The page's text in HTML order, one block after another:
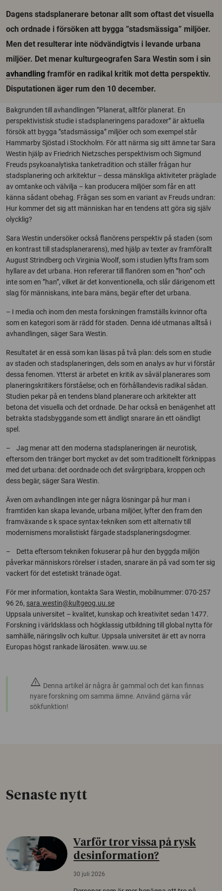
Dagens stadsplanerare betonar allt som oftast det visuella
och ordnade i försöken att bygga ”stadsmässiga” miljöer.
Men det resulterar inte nödvändigtvis i levande urbana
miljöer. Det menar kulturgeografen Sara Westin som i sin
avhandling framför en radikal kritik mot detta perspektiv.
Disputationen äger rum den 10 december.
Bakgrunden till avhandlingen ”Planerat, alltför planerat. En
perspektivistisk studie i stadsplaneringens paradoxer” är aktuella
försök att bygga ”stadsmässiga” miljöer och som exempel står
Hammarby Sjöstad i Stockholm. För att närma sig sitt ämne tar Sara
Westin hjälp av Friedrich Nietzsches perspektivism och Sigmund
Freuds psykoanalytiska tanketradition och ställer frågan hur
stadsplanering och arkitektur – dessa mänskliga aktiviteter präglade
av omtanke och välvilja – kan producera miljöer som får en att
känna sådant obehag. Frågan ses som en variant av Freuds undran:
Hur kommer det sig att människan har en tendens att göra sig själv
olycklig?
Sara Westin undersöker också flanörens perspektiv på staden (som
en kontrast till stadsplanerarens), med hjälp av texter av framförallt
August Strindberg och Virginia Woolf, som i studien lyfts fram som
hyllare av det urbana. Hon refererar till flanören som en ”hon” och
inte som en ”han”, vilket är det konventionella, och slår därigenom ett
slag för människans, inte bara mäns, begär efter det urbana.
– I media och inom den mesta forskningen framställs kvinnor ofta
som en kategori som är rädd för staden. Denna idé utmanas alltså i
avhandlingen, säger Sara Westin.
Resultatet är en essä som kan läsas på två plan: dels som en studie
av staden och stadsplaneringen, dels som en analys av hur vi förstår
dessa fenomen. Ytterst är arbetet en kritik av såväl planerares som
planeringskritikers förståelse; och en förhållandevis radikal sådan.
Studien pekar på en tendens bland planerare och arkitekter att
betona det visuella och det ordnade. De har också en benägenhet att
betrakta stadsbyggande som ett ändligt snarare än ett oändligt
spel.
– Jag menar att den moderna stadsplaneringen är neurotisk,
eftersom den tränger bort mycket av det som traditionellt förknippas
med det urbana: det oordnade och det svårgripbara, kroppen och
dess begär, säger Sara Westin.
Även om avhandlingen inte ger några lösningar på hur man i
framtiden kan skapa levande, urbana miljöer, lyfter den fram den
framväxande s k space syntax-tekniken som ett alternativ till
modernismens moralistiskt färgade stadsplaneringsdogmer.
– Detta eftersom tekniken fokuserar på hur den byggda miljön
påverkar människors rörelser i staden, snarare än på vad som ter sig
vackert för det estetiskt tränade ögat.
För mer information, kontakta Sara Westin, mobilnummer: 070-257
96 26, sara.westin@kultgeog.uu.se
Uppsala universitet – kvalitet, kunskap och kreativitet sedan 1477.
Forskning i världsklass och högklassig utbildning till global nytta för
samhälle, näringsliv och kultur. Uppsala universitet är ett av norra
Europas högst rankade lärosäten. www.uu.se
warning Denna artikel är några år gammal och det kan finnas
nyare forskning om samma ämne. Använd gärna vår
sökfunktion!
Senaste nytt
Varför tror vissa på rysk
desinformation?
30 juli 2026